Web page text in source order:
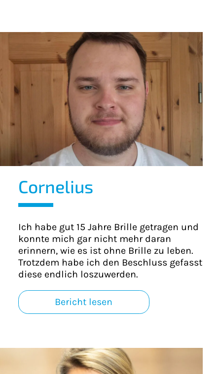
Cornelius
Ich habe gut 15 Jahre Brille getragen und
konnte mich gar nicht mehr daran
erinnern, wie es ist ohne Brille zu leben.
Trotzdem habe ich den Beschluss gefasst
diese endlich loszuwerden.
Bericht lesen